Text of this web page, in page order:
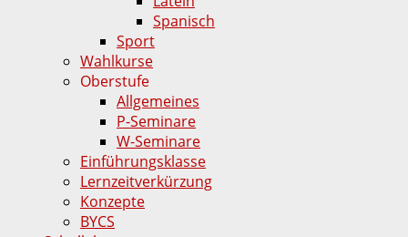
Spanisch
Sport
Wahlkurse
Oberstufe
Allgemeines
P-Seminare
W-Seminare
Einführungsklasse
Lernzeitverkürzung
Konzepte
BYCS